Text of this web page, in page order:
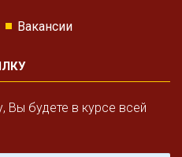
Вакансии
Вы будете в курсе всей